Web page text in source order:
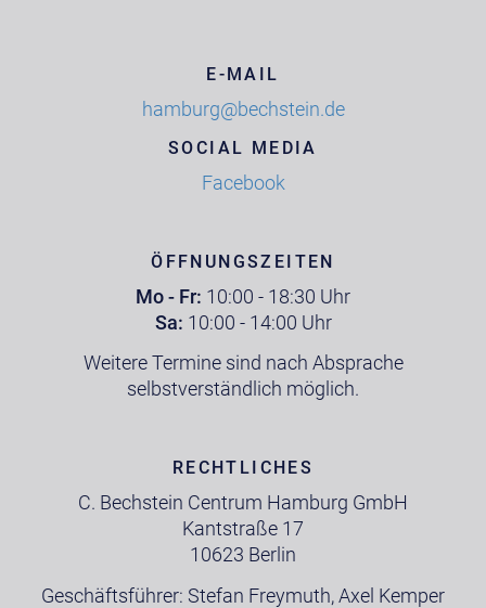
E-MAIL
hamburg@bechstein.de
SOCIAL MEDIA
Facebook
ÖFFNUNGSZEITEN
Mo - Fr: 10:00 - 18:30 Uhr
Sa: 10:00 - 14:00 Uhr
Weitere Termine sind nach Absprache
selbstverständlich möglich.
RECHTLICHES
C. Bechstein Centrum Hamburg GmbH
Kantstraße 17
10623 Berlin
Geschäftsführer: Stefan Freymuth, Axel Kemper